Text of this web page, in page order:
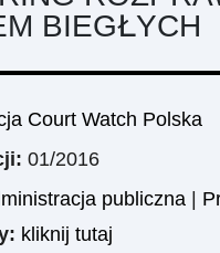
BIEGŁYCH
Court Watch Polska
01/2016
publiczna|
kliknij tutaj